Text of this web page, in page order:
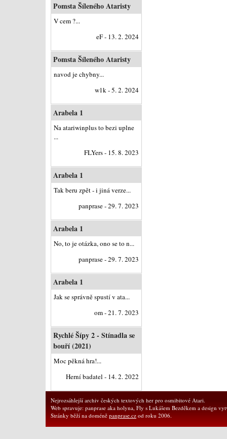
Pomsta Šíleného Ataristy
V cem ?...
eF - 13. 2. 2024
Pomsta Šíleného Ataristy
navod je chybny...
w1k - 5. 2. 2024
Arabela 1
Na atariwinplus to bezi uplne
...
FLYers - 15. 8. 2023
Arabela 1
Tak beru zpět - i jiná verze...
panprase - 29. 7. 2023
Arabela 1
No, to je otázka, ono se to n...
panprase - 29. 7. 2023
Arabela 1
Jak se správně spustí v ata...
om - 21. 7. 2023
Rychlé Šípy 2 - Stínadla se
bouří (2021)
Moc pěkná hra!...
Herní badatel - 14. 2. 2022
Nejrozsáhlejší archiv českých textových her pro osmibitové Atari.
Web spravuje: panprase aka holyna, Fly s Lukášem Bezděkem a design
Stránky běží na doméně panprase.cz od roku 2006.